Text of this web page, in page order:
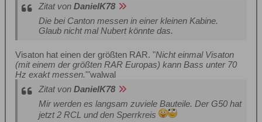
Zitat von DanielK78
Die bei Canton messen in einer kleinen Kabine.
Glaub nicht mal Nubert könnte das.
Visaton hat einen der größten RAR. "Nicht einmal Visaton
(mit einem der größten RAR Europas) kann Bass unter 70
Hz exakt messen.'"walwal
Zitat von DanielK78
Mir werden es langsam zuviele Bauteile. Der G50 hat
jetzt 2 RCL und den Sperrkreis